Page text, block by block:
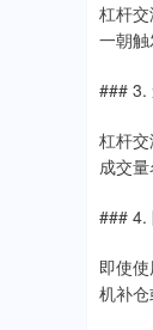
杠杆
一朝触
### 3.
杠杆
成交
### 4.
即使
机补仓